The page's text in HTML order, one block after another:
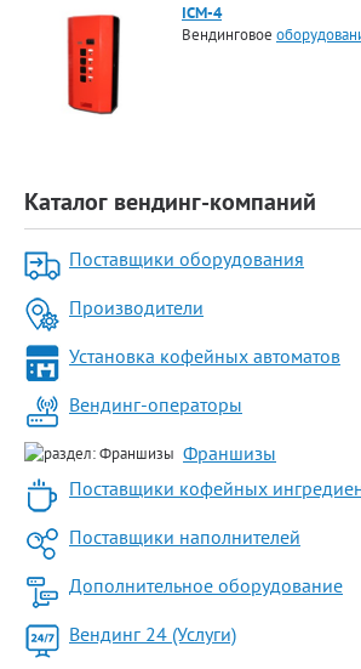
ICM-4
Вендинговое
Каталог вендинг-компаний
Поставщики оборудования
Производители
Установка кофейных автоматов
Вендинг-операторы
Франшизы
Поставщики кофейных
Поставщики наполнителей
Дополнительное оборудование
Вендинг 24 (Услуги)